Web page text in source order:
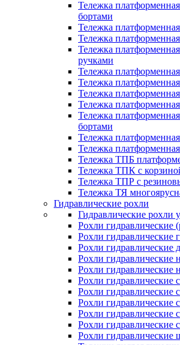
Тележка
бортами
Тележка
Тележка
Тележка
ручками
Тележка
Тележка
Тележка
Тележка
Тележка
бортами
Тележка
Тележка
Тележка ТПБ
Тележка ТПК с
Тележка ТПР с
Тележка ТЯ
Гидравлические рохли
Гидравлические рохли
Рохли гидравлические
Рохли гидравлические
Рохли гидравлические
Рохли гидравлические
Рохли гидравлические
Рохли гидравлические
Рохли
Рохли гидравлические
Рохли гидравлические
Рохли гидравлические
Рохли гидравлические